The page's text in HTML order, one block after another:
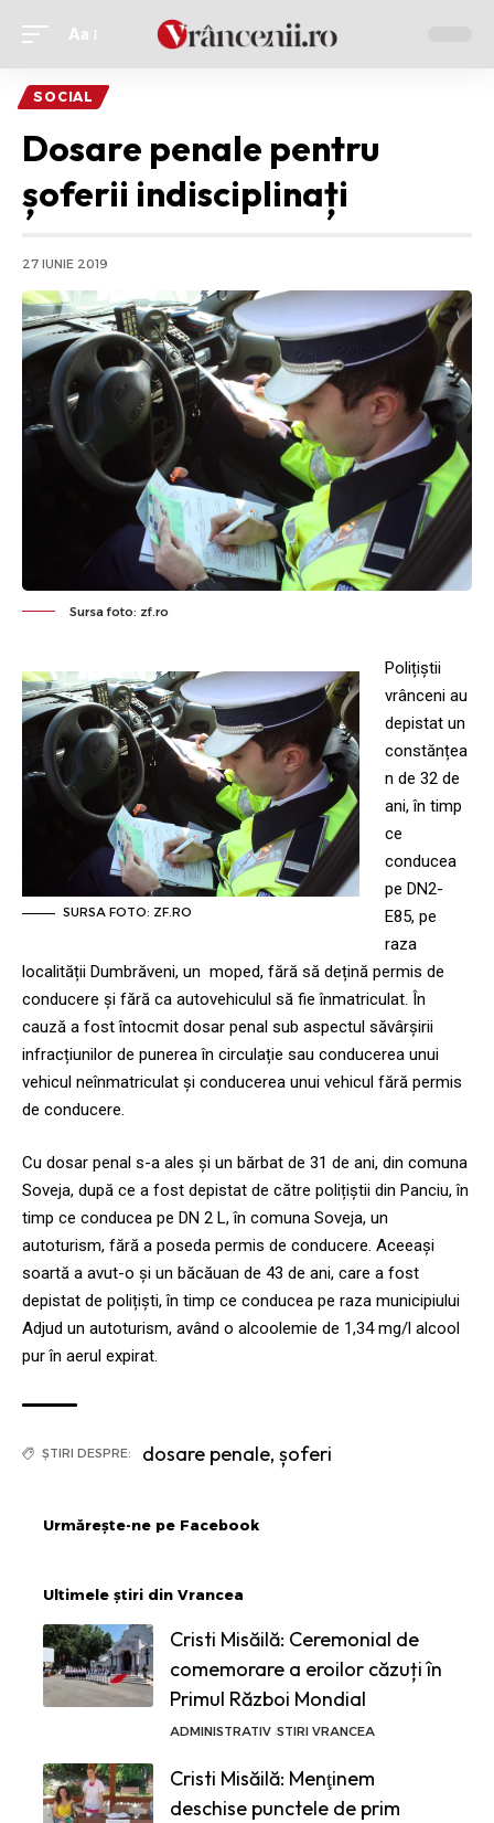
Ajustor
font
Aa
SOCIAL
Dosare penale pentru
șoferii indisciplinați
27 IUNIE 2019
Sursa foto: zf.ro
SURSA FOTO: ZF.RO
Polițiștii
vrânceni au
depistat un
constănțea
n de 32 de
ani, în timp
ce
conducea
pe DN2-
E85, pe
raza
localității Dumbrăveni, un moped, fără să dețină permis de
conducere și fără ca autovehiculul să fie înmatriculat. În
cauză a fost întocmit dosar penal sub aspectul săvârșirii
infracțiunilor de punerea în circulație sau conducerea unui
vehicul neînmatriculat și conducerea unui vehicul fără permis
de conducere.
Cu dosar penal s-a ales și un bărbat de 31 de ani, din comuna
Soveja, după ce a fost depistat de către polițiștii din Panciu, în
timp ce conducea pe DN 2 L, în comuna Soveja, un
autoturism, fără a poseda permis de conducere. Aceeași
soartă a avut-o și un băcăuan de 43 de ani, care a fost
depistat de polițiști, în timp ce conducea pe raza municipiului
Adjud un autoturism, având o alcoolemie de 1,34 mg/l alcool
pur în aerul expirat.
ȘTIRI DESPRE: dosare penale, șoferi
Urmărește-ne pe Facebook
Ultimele știri din Vrancea
Cristi Misăilă: Ceremonial de
comemorare a eroilor căzuți în
Primul Război Mondial
ADMINISTRATIV STIRI VRANCEA
Cristi Misăilă: Menţinem
deschise punctele de prim